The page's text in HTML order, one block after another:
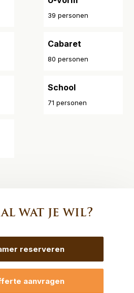
39 personen
Cabaret
80 personen
School
71 personen
wat je wil?
reserveren
aanvragen